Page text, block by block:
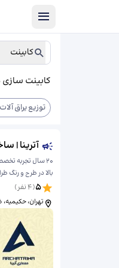
کابینت
کابینت سازی
توزیع یراق
آترینا |
بالا در طرح و رنگ
5
(
4 نفر)
تهران، حکیمیه،